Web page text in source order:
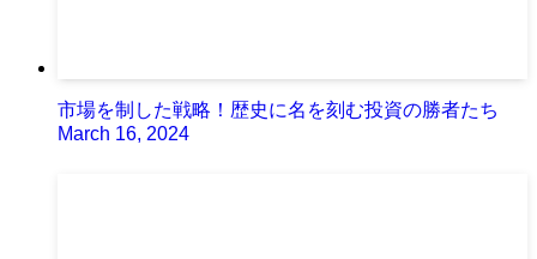
市場を制した戦略！歴史に名を刻む投資の勝者たち
March 16, 2024